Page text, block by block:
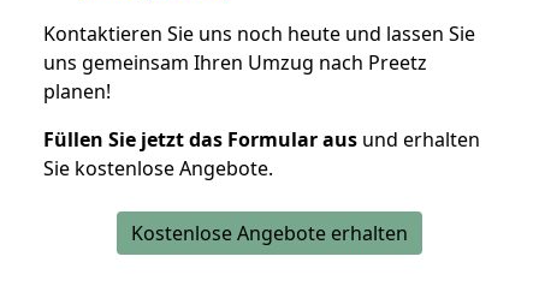
Kontaktieren Sie uns noch heute und lassen Sie
uns gemeinsam Ihren Umzug nach Preetz
planen!
Füllen Sie jetzt das Formular aus und erhalten
Sie kostenlose Angebote.
Kostenlose Angebote erhalten